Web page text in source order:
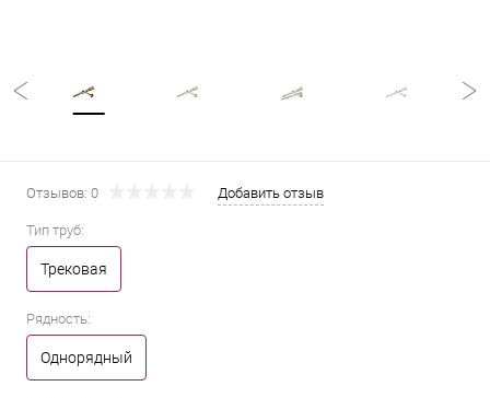
Отзывов: 0 Добавить отзыв
Тип труб:
Трековая
Рядность:
Однорядный